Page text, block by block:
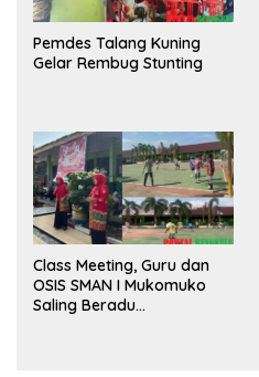
Pemdes Talang Kuning
Gelar Rembug Stunting
Class Meeting, Guru dan
OSIS SMAN I Mukomuko
Saling Beradu